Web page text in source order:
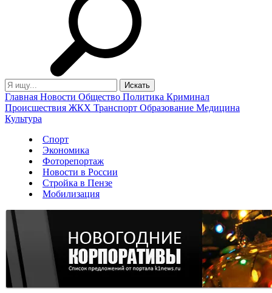
Главная Новости Общество Политика Криминал
Происшествия ЖКХ Транспорт Образование Медицина
Культура
Спорт
Экономика
Фоторепортаж
Новости в России
Стройка в Пензе
Мобилизация